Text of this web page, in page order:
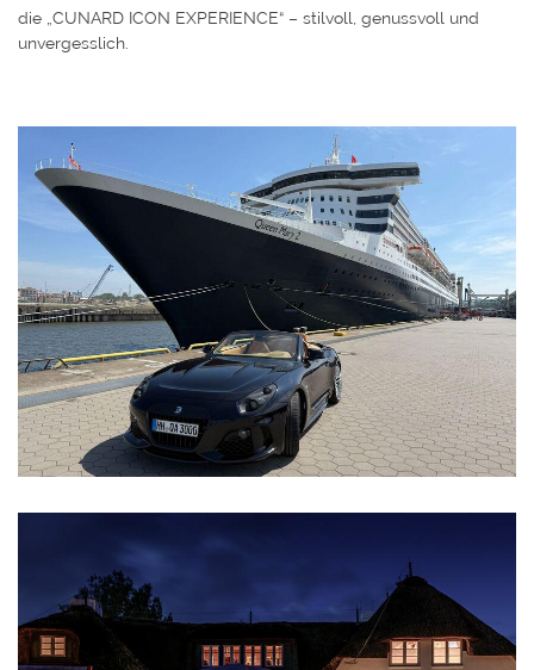
die „CUNARD ICON EXPERIENCE“ – stilvoll, genussvoll und
unvergesslich.